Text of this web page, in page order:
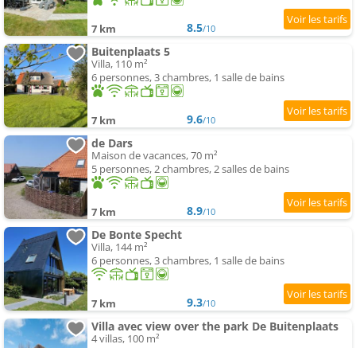
7 km 8.5/10
Buitenplaats 5
Villa, 110 m²
6 personnes, 3 chambres, 1 salle de bains
7 km 9.6/10
de Dars
Maison de vacances, 70 m²
5 personnes, 2 chambres, 2 salles de bains
7 km 8.9/10
De Bonte Specht
Villa, 144 m²
6 personnes, 3 chambres, 1 salle de bains
7 km 9.3/10
Villa avec view over the park De Buitenplaats
4 villas, 100 m²